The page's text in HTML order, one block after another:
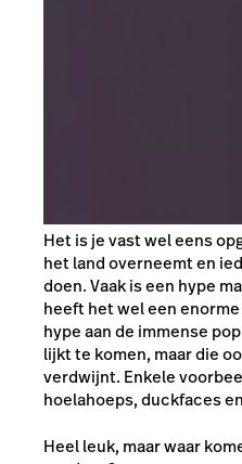
Het is je vast wel eens
het land overneemt en
doen. Vaak is een hype
heeft het wel een
hype aan de immense
lijkt te komen, maar die
verdwijnt. Enkele
hoelahoeps, duckfaces
Heel leuk, maar waar